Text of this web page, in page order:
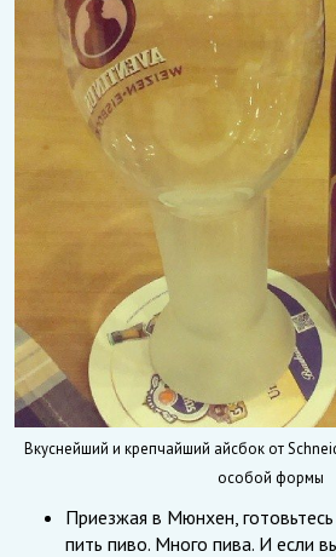
Вкуснейший и крепчайший айсбок от
особой формы
Приезжая в Мюнхен,
пить пиво. Много пива. И если